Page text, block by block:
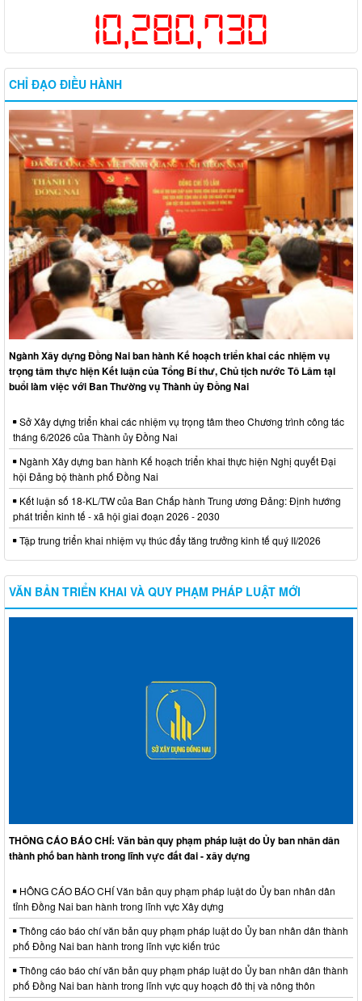
10,280,730
CHỈ ĐẠO ĐIỀU HÀNH
Ngành Xây dựng Đồng Nai ban hành Kế hoạch triển khai các nhiệm vụ
trọng tâm thực hiện Kết luận của Tổng Bí thư, Chủ tịch nước Tô Lâm tại
buổi làm việc với Ban Thường vụ Thành ủy Đồng Nai
Sở Xây dựng triển khai các nhiệm vụ trọng tâm theo Chương trình công tác
tháng 6/2026 của Thành ủy Đồng Nai
Ngành Xây dựng ban hành Kế hoạch triển khai thực hiện Nghị quyết Đại
hội Đảng bộ thành phố Đồng Nai
Kết luận số 18-KL/TW của Ban Chấp hành Trung ương Đảng: Định hướng
phát triển kinh tế - xã hội giai đoạn 2026 - 2030
Tập trung triển khai nhiệm vụ thúc đẩy tăng trưởng kinh tế quý II/2026
VĂN BẢN TRIỂN KHAI VÀ QUY PHẠM PHÁP LUẬT MỚI
THÔNG CÁO BÁO CHÍ: Văn bản quy phạm pháp luật do Ủy ban nhân dân
thành phố ban hành trong lĩnh vực đất đai - xây dựng
HÔNG CÁO BÁO CHÍ Văn bản quy phạm pháp luật do Ủy ban nhân dân
tỉnh Đồng Nai ban hành trong lĩnh vực Xây dựng
Thông cáo báo chí văn bản quy phạm pháp luật do Ủy ban nhân dân thành
phố Đồng Nai ban hành trong lĩnh vực kiến trúc
Thông cáo báo chí văn bản quy phạm pháp luật do Ủy ban nhân dân thành
phố Đồng Nai ban hành trong lĩnh vực quy hoạch đô thị và nông thôn